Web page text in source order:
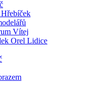
Vítej
Orel Lidice